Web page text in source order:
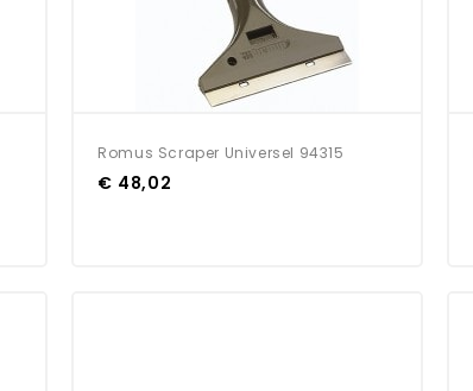
Romus Scraper Universel 94315
€ 48,02